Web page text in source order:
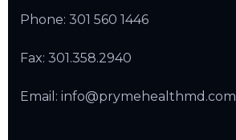
Phone: 301 560 1446
Fax: 301.358.2940
Email: info@prymehealthmd.com